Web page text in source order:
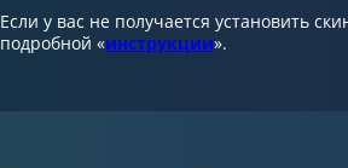
Если у вас не получается установить
подробной «инструкции».